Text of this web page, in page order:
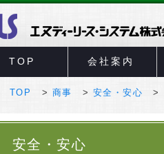
TOP 会社案内
TOP 商事 安全・安心
安全・安心